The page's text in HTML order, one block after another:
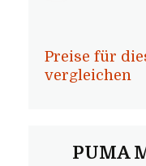
Preise für
vergleichen
PUMA